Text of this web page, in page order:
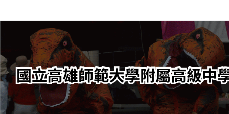
轉
要
內
容